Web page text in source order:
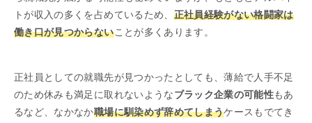
トが収入の多くを占めているため、 正社員経験がない格闘家は
働き口が見つからないことが多くあります。
正社員としての就職先が見つかったとしても、薄給で人手不足
のため休みも満足に取れないようなブラック企業の可能性もあ
るなど、なかなか職場に馴染めず辞めてしまうケースもでてき